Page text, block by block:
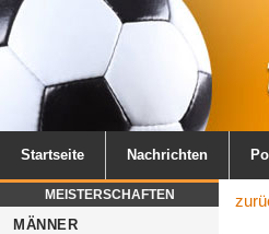
Startseite Nachrichten
MEISTERSCHAFTEN
MÄNNER